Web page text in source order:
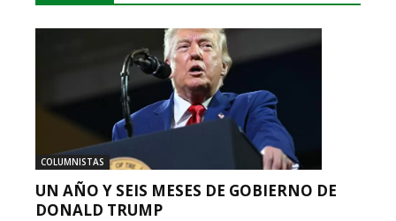
COLUMNISTAS
UN AÑO Y SEIS MESES DE GOBIERNO DE
DONALD TRUMP